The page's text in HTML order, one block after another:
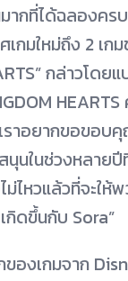
ากที่ได้ฉลองคร
เกมใหม่ถึง 2 เก
กล่าวโดย
ราอยากขอขอบ
นในช่วงหลายปี
ม่ไหวแล้วที่จะให้
กิดขึ้นกับ Sora”
องเกมจาก